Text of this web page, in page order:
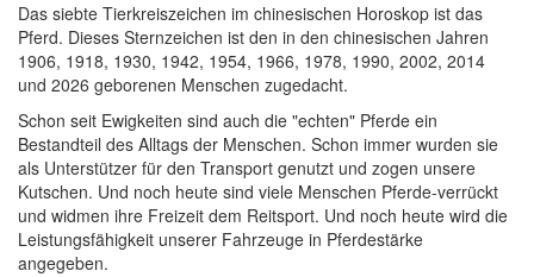
Das siebte Tierkreiszeichen im chinesischen Horoskop ist das
Pferd. Dieses Sternzeichen ist den in den chinesischen Jahren
1906, 1918, 1930, 1942, 1954, 1966, 1978, 1990, 2002, 2014
und 2026 geborenen Menschen zugedacht.
Schon seit Ewigkeiten sind auch die "echten" Pferde ein
Bestandteil des Alltags der Menschen. Schon immer wurden sie
als Unterstützer für den Transport genutzt und zogen unsere
Kutschen. Und noch heute sind viele Menschen Pferde-verrückt
und widmen ihre Freizeit dem Reitsport. Und noch heute wird die
Leistungsfähigkeit unserer Fahrzeuge in Pferdestärke
angegeben.